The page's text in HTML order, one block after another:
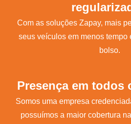
Com as soluções Zapay, mais
seus veículos em menos tempo
bolso.
Presença em todos
Somos uma empresa
possuímos a maior cobertura